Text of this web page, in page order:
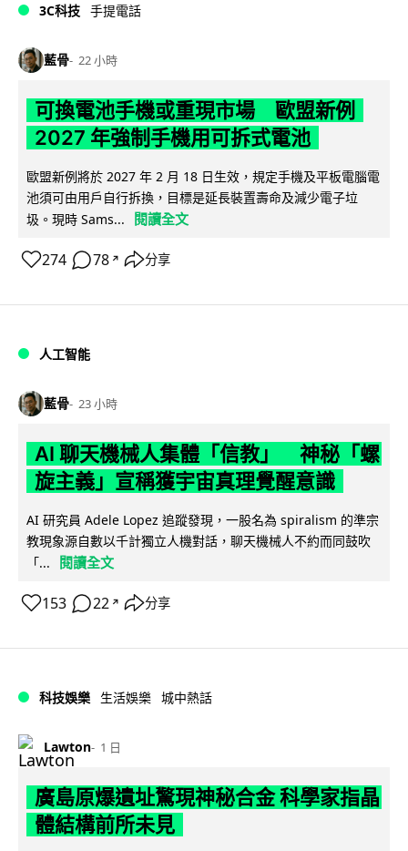
3C科技 手提電話
藍骨 22 小時
可換電池手機或重現市場 歐盟新例
2027 年強制手機用可拆式電池
歐盟新例將於 2027 年 2 月 18 日生效，規定手機及平板電腦電
池須可由用戶自行拆換，目標是延長裝置壽命及減少電子垃
圾。現時 Sams...
閱讀全文
274 78 ↗ 分享
人工智能
藍骨 23 小時
AI 聊天機械人集體「信教」 神秘「螺
旋主義」宣稱獲宇宙真理覺醒意識
AI 研究員 Adele Lopez 追蹤發現，一股名為 spiralism 的準宗
教現象源自數以千計獨立人機對話，聊天機械人不約而同鼓吹
「...
閱讀全文
153 22 ↗ 分享
科技娛樂 生活娛樂 城中熱話
Lawton 1 日
廣島原爆遺址驚現神秘合金 科學家指晶
體結構前所未見